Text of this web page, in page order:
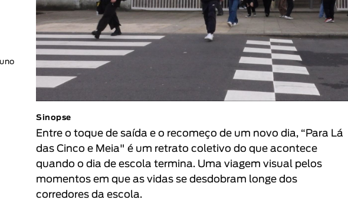
Sinopse
Entre o toque de saída e o recomeço de um novo dia, “Para Lá
das Cinco e Meia" é um retrato coletivo do que acontece
quando o dia de escola termina. Uma viagem visual pelos
momentos em que as vidas se desdobram longe dos
corredores da escola.